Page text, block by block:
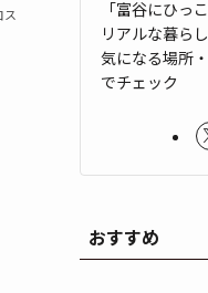
ス
「富谷にひっこ
リアルな暮ら
気になる場所
でチェック
おすすめ